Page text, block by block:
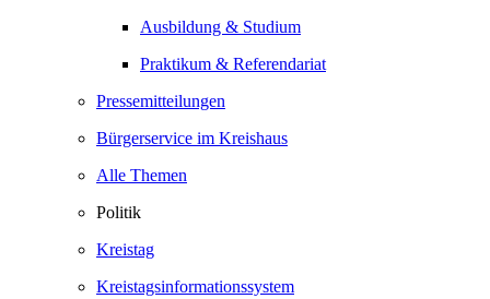
Ausbildung & Studium
Praktikum & Referendariat
Pressemitteilungen
Bürgerservice im Kreishaus
Alle Themen
Politik
Kreistag
Kreistagsinformationssystem